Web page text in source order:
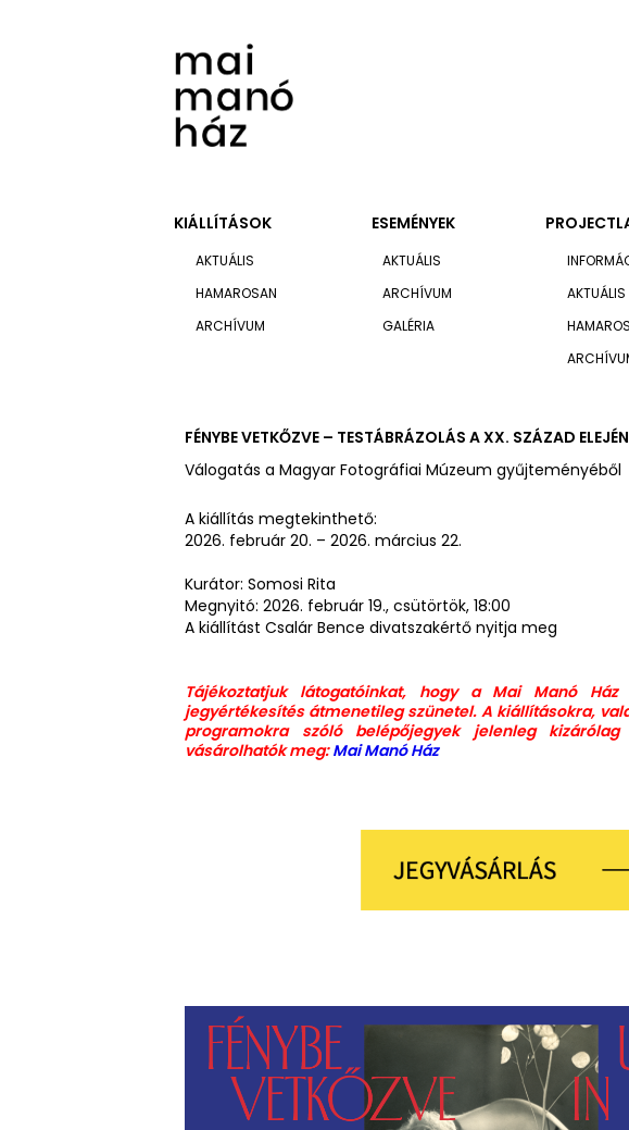
KIÁLLÍTÁSOK
AKTUÁLIS
HAMAROSAN
ARCHÍVUM
ESEMÉNYEK
AKTUÁLIS
ARCHÍVUM
GALÉRIA
AKTUÁLIS
FÉNYBE VETKŐZVE – TESTÁBRÁZOLÁS A XX. SZÁZAD ELEJÉN
Válogatás a Magyar Fotográfiai Múzeum gyűjteményéből
A kiállítás megtekinthető:
2026. február 20. – 2026. március 22.
Kurátor: Somosi Rita
Megnyitó: 2026. február 19., csütörtök, 18:00
A kiállítást Csalár Bence divatszakértő nyitja meg
Tájékoztatjuk látogatóinkat, hogy a Mai Manó
jegyértékesítés átmenetileg szünetel. A kiállításokra,
programokra szóló belépőjegyek jelenleg
vásárolhatók meg:Mai Manó Ház